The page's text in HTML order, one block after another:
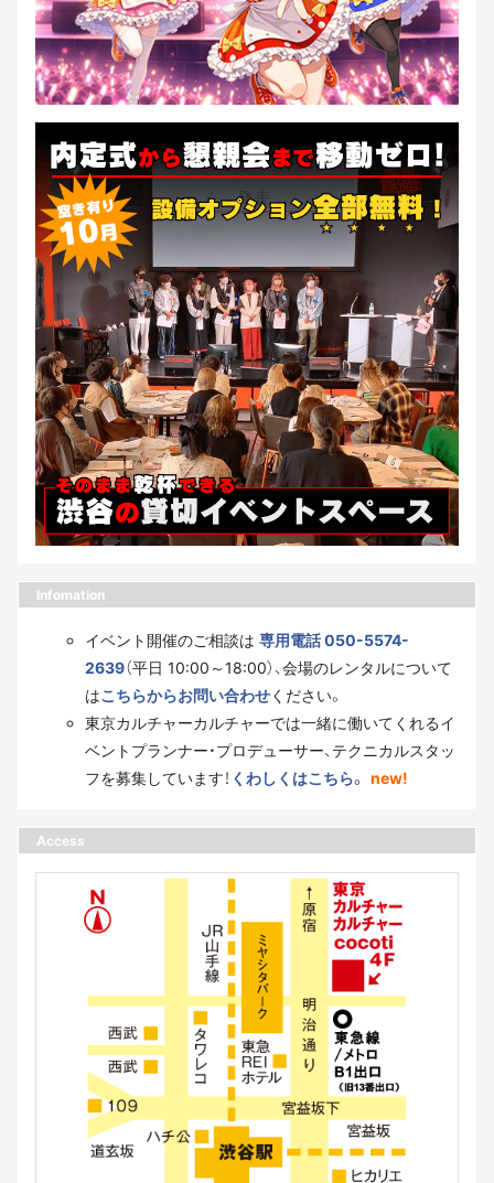
Infomation
イベント開催のご相談は 専用電話 050-5574-
2639（平日 10:00～18:00）、会場のレンタルについて
はこちらからお問い合わせください。
東京カルチャーカルチャーでは一緒に働いてくれるイ
ベントプランナー・プロデューサー、テクニカルスタッ
フを募集しています！ くわしくはこちら。 new!
Access